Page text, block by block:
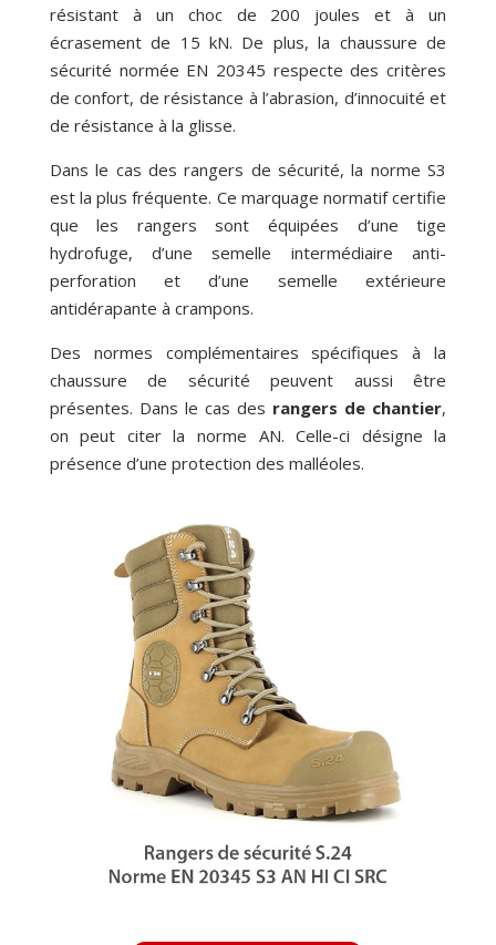
résistant à un choc de 200 joules et à un
écrasement de 15 kN. De plus, la chaussure de
sécurité normée EN 20345 respecte des critères
de confort, de résistance à l’abrasion, d’innocuité et
de résistance à la glisse.
Dans le cas des rangers de sécurité, la norme S3
est la plus fréquente. Ce marquage normatif certifie
que les rangers sont équipées d’une tige
hydrofuge, d’une semelle intermédiaire anti-
perforation et d’une semelle extérieure
antidérapante à crampons.
Des normes complémentaires spécifiques à la
chaussure de sécurité peuvent aussi être
présentes. Dans le cas des rangers de chantier,
on peut citer la norme AN. Celle-ci désigne la
présence d’une protection des malléoles.